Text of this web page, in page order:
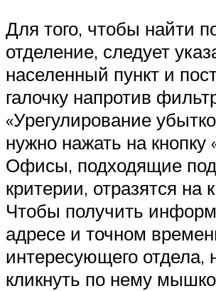
Для того, чтобы найти
отделение, следует
населенный пункт и
галочку напротив
«Урегулирование
нужно нажать на кнопку
Офисы, подходящие
критерии, отразятся на
Чтобы получить
адресе и точном
интересующего отдела,
кликнуть по нему